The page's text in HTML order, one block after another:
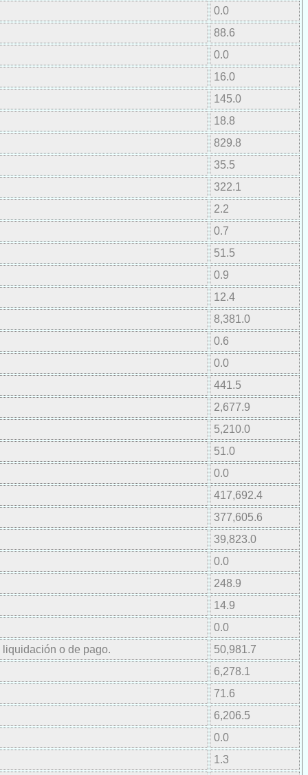
0.0
88.6
0.0
16.0
145.0
18.8
829.8
35.5
322.1
2.2
0.7
51.5
0.9
12.4
8,381.0
0.6
0.0
441.5
2,677.9
5,210.0
51.0
0.0
417,692.4
377,605.6
39,823.0
0.0
248.9
14.9
0.0
o de pago.
50,981.7
6,278.1
71.6
6,206.5
0.0
1.3